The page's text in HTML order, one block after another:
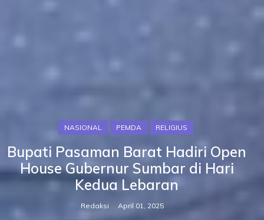
NASIONAL PEMDA RELIGIUS
Bupati Pasaman Barat Hadiri Open
House Gubernur Sumbar di Hari
Kedua Lebaran
Redaksi April 01, 2025